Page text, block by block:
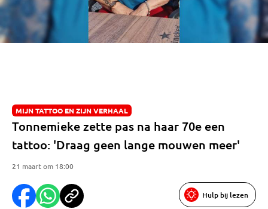
MIJN TATTOO EN ZIJN VERHAAL
Tonnemieke zette pas na haar 70e een
tattoo: 'Draag geen lange mouwen meer'
21 maart om 18:00
Hulp bij lezen